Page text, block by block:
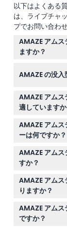
以下はよくある
は、ライブチャ
プでお問い合わ
AMAZE アム
ますか？
ットをオンラ
さい。
AMAZE の没入
ライト、レー
7つのインタ
いただけます
な逃避を演出
AMAZE ラウン
AMAZE アム
適していますか
AMAZE は10
入場できませ
過敏性てんか
意ください。
AMAZE アム
ーは何ですか？
ご来場の48
ですが、銀行
と同じオンラ
行ってくださ
AMAZE アム
すか？
必要に応じて
い。複数の部
体験中の荷物
AMAZE アム
りますか？
はい、
能で、移動が
お楽しみいた
AMAZE アム
ですか？